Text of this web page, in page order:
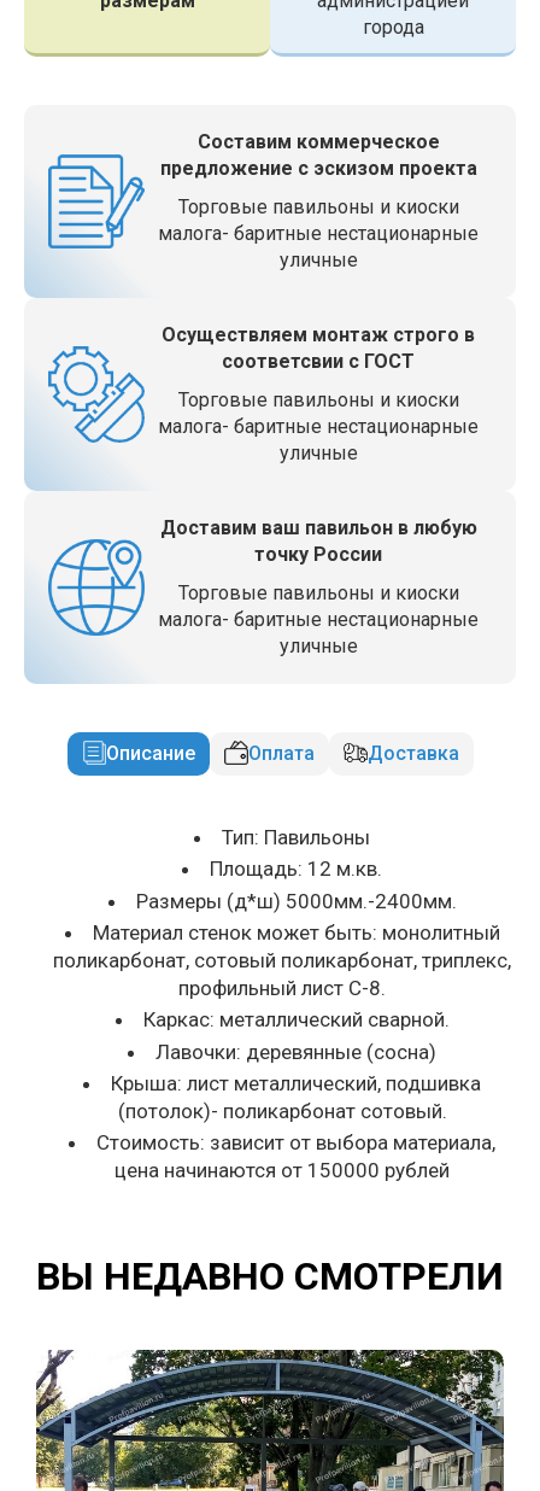
города
Составим коммерческое
предложение с эскизом проекта
Торговые павильоны и киоски
малога- баритные нестационарные
уличные
Осуществляем монтаж строго в
соответсвии с ГОСТ
Торговые павильоны и киоски
малога- баритные нестационарные
уличные
Доставим ваш павильон в любую
точку России
Торговые павильоны и киоски
малога- баритные нестационарные
уличные
Описание Оплата Доставка
Тип: Павильоны
Площадь: 12 м.кв.
Размеры (д*ш) 5000мм.-2400мм.
Материал стенок может быть: монолитный
поликарбонат, сотовый поликарбонат, триплекс,
профильный лист С-8.
Каркас: металлический сварной.
Лавочки: деревянные (сосна)
Крыша: лист металлический, подшивка
(потолок)- поликарбонат сотовый.
Стоимость: зависит от выбора материала,
цена начинаются от 150000 рублей
ВЫ НЕДАВНО СМОТРЕЛИ